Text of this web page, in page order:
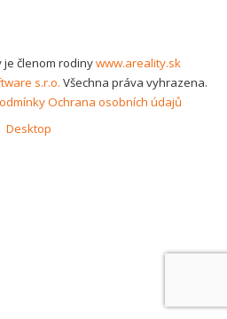
členom rodinywww.areality.sk
s.r.o. Všechna práva vyhrazena.
Ochrana osobních údajů
Desktop